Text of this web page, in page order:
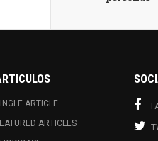
ARTICLE
ARTICLES